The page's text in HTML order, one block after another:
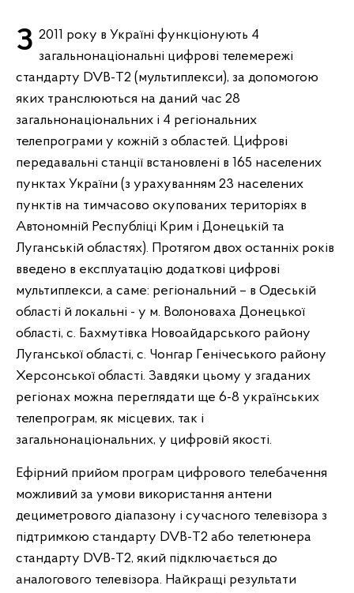
З 2011 року в Україні функціонують 4 загальнонаціональні цифрові телемережі
стандарту DVB-T2 (мультиплекси), за допомогою
яких транслюються на даний час 28
загальнонаціональних і 4 регіональних
телепрограми у кожній з областей. Цифрові
передавальні станції встановлені в 165 населених
пунктах України (з урахуванням 23 населених
пунктів на тимчасово окупованих територіях в
Автономній Республіці Крим і Донецькій та
Луганській областях). Протягом двох останніх років
введено в експлуатацію додаткові цифрові
мультиплекси, а саме: регіональний – в Одеській
області й локальні - у м. Волоноваха Донецької
області, с. Бахмутівка Новоайдарського району
Луганської області, с. Чонгар Генічеського району
Херсонської області. Завдяки цьому у згаданих
регіонах можна переглядати ще 6-8 українських
телепрограм, як місцевих, так і
загальнонаціональних, у цифровій якості.
Ефірний прийом програм цифрового телебачення
можливий за умови використання антени
дециметрового діапазону і сучасного телевізора з
підтримкою стандарту DVB-T2 або телетюнера
стандарту DVB-T2, який підключається до
аналогового телевізора. Найкращі результати